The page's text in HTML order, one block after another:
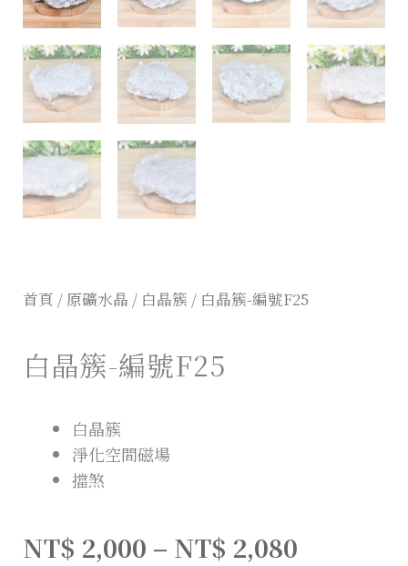
首頁 / 原礦水晶 / 白晶簇 / 白晶簇-編號F25
白晶簇-編號F25
白晶簇
淨化空間磁場
擋煞
NT$ 2,000 – NT$ 2,080